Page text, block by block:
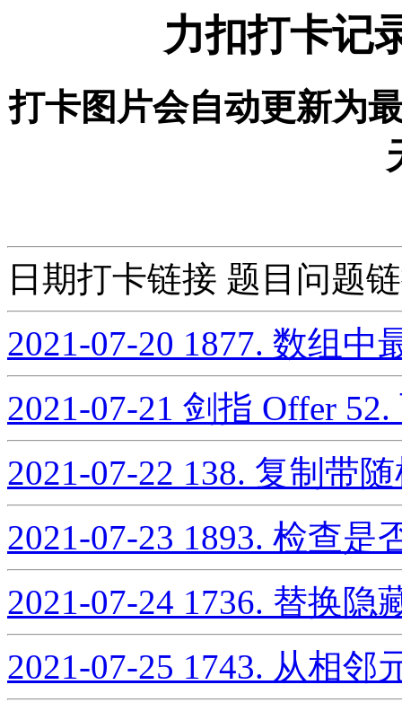
力扣打卡记
打卡图片会自动更新为
日期打卡链接 题目问题
2021-07-20 1877. 数组中
2021-07-21 剑指 Offer
2021-07-22 138. 复制带
2021-07-23 1893. 检查是
2021-07-24 1736. 替换隐
2021-07-25 1743. 从相邻